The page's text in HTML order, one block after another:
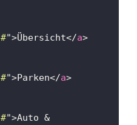
#">Übersicht</a>
#">Parken</a>
#">Auto &